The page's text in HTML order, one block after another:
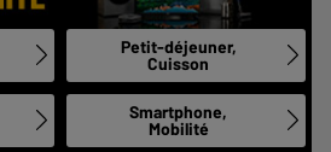
Petit-déjeuner,
Cuisson
Smartphone,
Mobilité